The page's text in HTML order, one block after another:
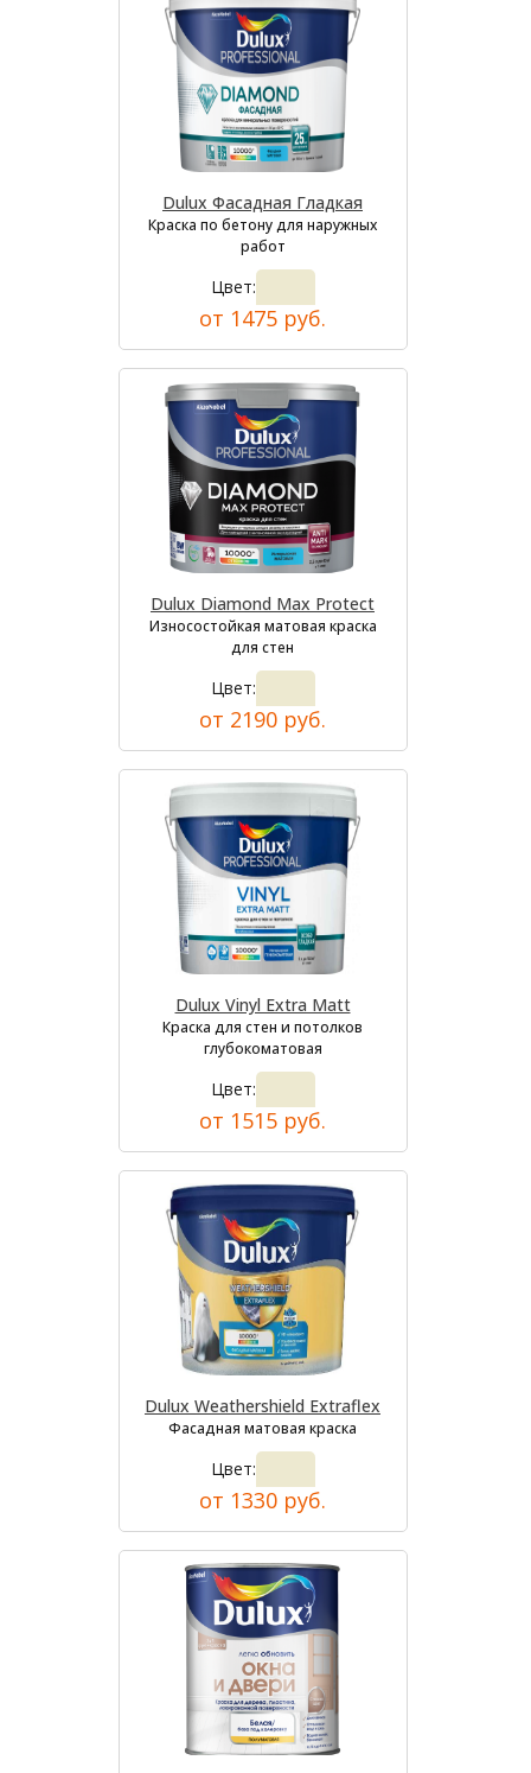
Dulux Фасадная Гладкая
Краска по бетону для наружных
работ
Цвет:
от 1475 руб.
Dulux Diamond Max Protect
Износостойкая матовая краска
для стен
Цвет:
от 2190 руб.
Dulux Vinyl Extra Matt
Краска для стен и потолков
глубокоматовая
Цвет:
от 1515 руб.
Dulux Weathershield Extraflex
Фасадная матовая краска
Цвет:
от 1330 руб.